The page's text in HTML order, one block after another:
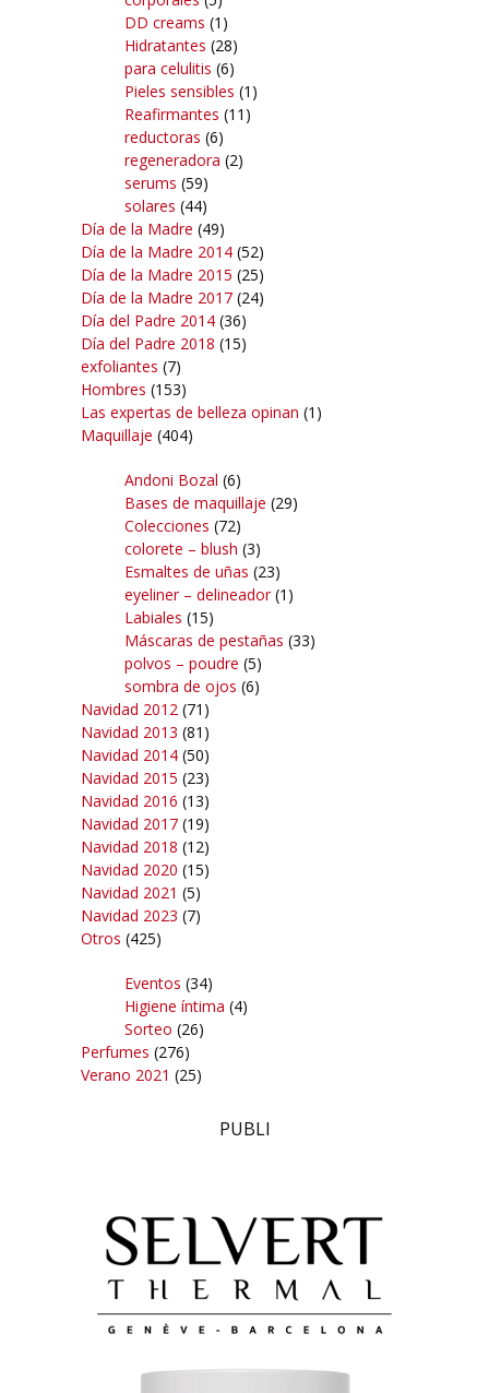
DD creams (1)
Hidratantes (28)
para celulitis (6)
Pieles sensibles (1)
Reafirmantes (11)
reductoras (6)
regeneradora (2)
serums (59)
solares (44)
Día de la Madre (49)
Día de la Madre 2014 (52)
Día de la Madre 2015 (25)
Día de la Madre 2017 (24)
Día del Padre 2014 (36)
Día del Padre 2018 (15)
exfoliantes (7)
Hombres (153)
Las expertas de belleza opinan (1)
Maquillaje (404)
Andoni Bozal (6)
Bases de maquillaje (29)
Colecciones (72)
colorete – blush (3)
Esmaltes de uñas (23)
eyeliner – delineador(1)
Labiales (15)
Máscaras de pestañas (33)
polvos – poudre (5)
sombra de ojos (6)
Navidad 2012 (71)
Navidad 2013 (81)
Navidad 2014 (50)
Navidad 2015 (23)
Navidad 2016 (13)
Navidad 2017 (19)
Navidad 2018 (12)
Navidad 2020 (15)
Navidad 2021 (5)
Navidad 2023 (7)
Otros (425)
Eventos (34)
Higiene íntima (4)
Sorteo (26)
Perfumes (276)
Verano 2021 (25)
PUBLI